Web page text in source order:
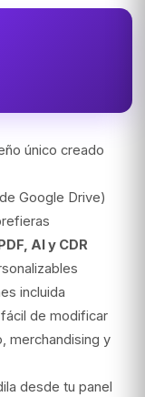
único creado
Google Drive)
AI y CDR
incluida
de modificar
merchandising y
desde tu panel